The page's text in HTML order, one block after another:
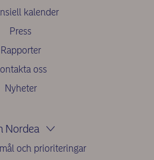
kalender
Press
Rapporter
oss
Nyheter
Nordea
och prioriteringar